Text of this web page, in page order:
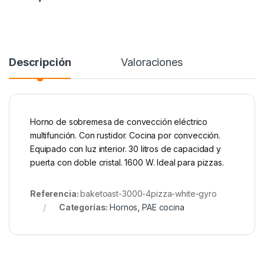
Descripción Valoraciones
Horno de sobremesa de convección eléctrico
multifunción. Con rustidor. Cocina por convección.
Equipado con luz interior. 30 litros de capacidad y
puerta con doble cristal. 1600 W. Ideal para pizzas.
Referencia:baketoast-3000-4pizza-white-gyro
Categorías:Hornos ,PAE cocina